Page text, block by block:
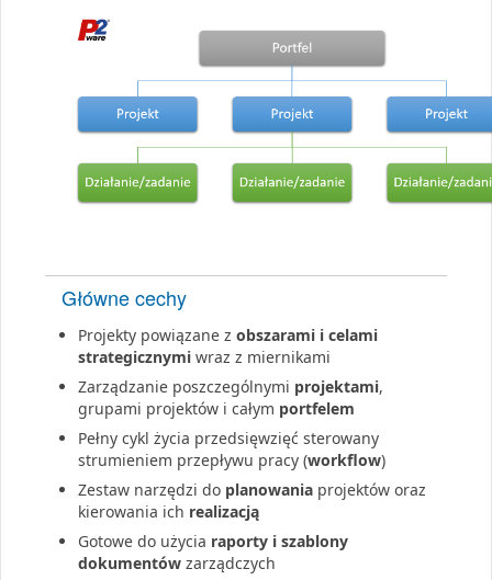
Główne cechy
Projekty powiązane z obszarami i celami
strategicznymi wraz z miernikami
Zarządzanie poszczególnymi projektami,
grupami projektów i całym portfelem
Pełny cykl życia przedsięwzięć sterowany
strumieniem przepływu pracy (workflow)
Zestaw narzędzi do planowania projektów oraz
kierowania ich realizacją
Gotowe do użycia raporty i szablony
dokumentów zarządczych